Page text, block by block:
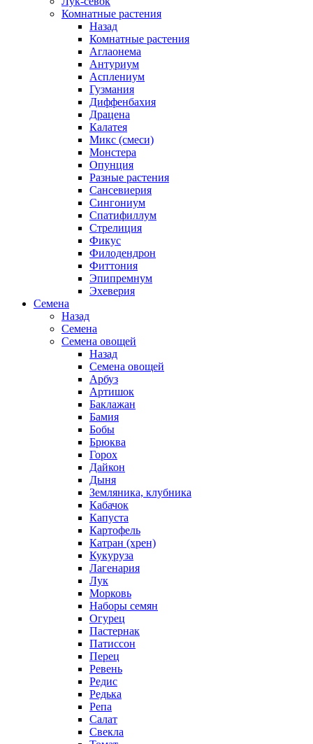
Комнатные растения
Назад
Комнатные растения
Аглаонема
Антуриум
Асплениум
Гузмания
Диффенбахия
Драцена
Калатея
Микс (смеси)
Монстера
Опунция
Разные растения
Сансевиерия
Сингониум
Спатифиллум
Стрелиция
Фикус
Филодендрон
Фиттония
Эпипремнум
Эхеверия
Семена
Назад
Семена
Семена овощей
Назад
Семена овощей
Арбуз
Артишок
Баклажан
Бамия
Бобы
Брюква
Горох
Дайкон
Дыня
Земляника, клубника
Кабачок
Капуста
Картофель
Катран (хрен)
Кукуруза
Лагенария
Лук
Морковь
Наборы семян
Огурец
Пастернак
Патиссон
Перец
Ревень
Редис
Редька
Репа
Салат
Свекла